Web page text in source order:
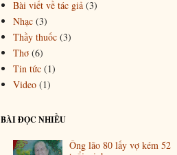
Bài viết về tác giả (3)
Nhạc (3)
Thầy thuốc (3)
Thơ (6)
Tin tức (1)
Video (1)
BÀI ĐỌC NHIỀU
Ông lão 80 lấy vợ kém 52